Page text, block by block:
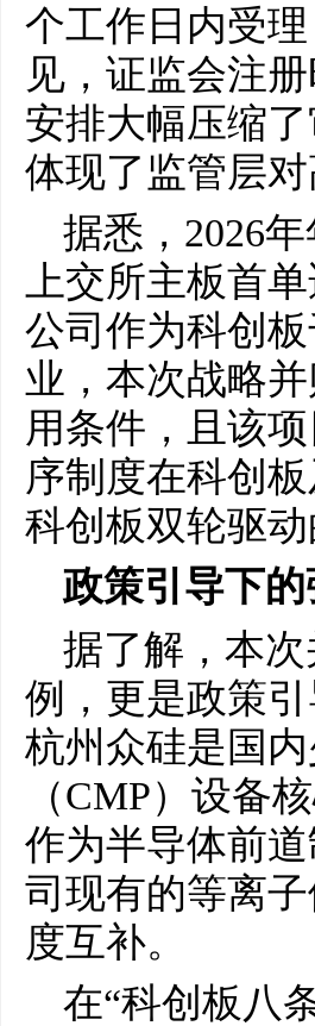
个工作日内受
见，证监会注
安排大幅压缩
体现了监管层
据悉，2026
上交所主板首
公司作为科创
业，本次战略
用条件，且该
序制度在科创
科创板双轮驱
政策引导下
据了解，本
例，更是政策
杭州众硅是国
（CMP）设备
作为半导体前
司现有的等离
度互补。
在“科创板八